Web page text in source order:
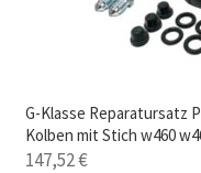
G-Klasse Reparatursatz
Kolben mit Stich w460
147,52€